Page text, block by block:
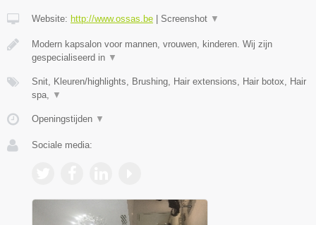
Website: http://www.ossas.be | Screenshot ▼
Modern kapsalon voor mannen, vrouwen, kinderen. Wij zijn
gespecialiseerd in ▼
Snit, Kleuren/highlights, Brushing, Hair extensions, Hair botox, Hair
spa,
▼
Openingstijden ▼
Sociale media: